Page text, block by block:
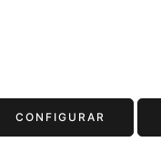
CONFIGURAR